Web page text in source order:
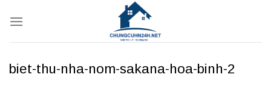
qua
biet-thu-nha-nom-sakana-hoa-binh-2